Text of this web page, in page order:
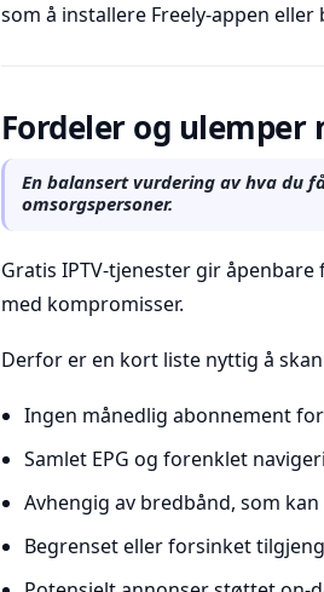
som å installere Freely-appen
Fordeler og
En balansert vurdering av hva du
omsorgspersoner.
Gratis IPTV-tjenester gir
med kompromisser.
Derfor er en kort liste nyttig å
Ingen månedlig abonnement
Samlet EPG og forenklet
Avhengig av bredbånd, som
Begrenset eller forsinket